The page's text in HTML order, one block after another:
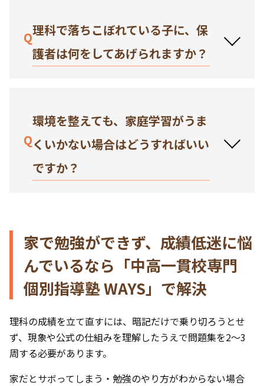
Q理科で落ちこぼれている子に、保
護者は何をしてあげられますか？
Q
環境を整えても、家庭学習がうま
くいかない場合はどうすればいい
ですか？
家で勉強ができず、成績低迷に悩
んでいるなら「中高一貫校専門
個別指導塾 WAYS」で解決
理科の成績を立て直すには、暗記だけで乗り切ろうとせ
ず、現象や公式の仕組みを理解したうえで問題集を2〜3
周する必要があります。
家だとサボってしまう・勉強のやり方がわからない場合